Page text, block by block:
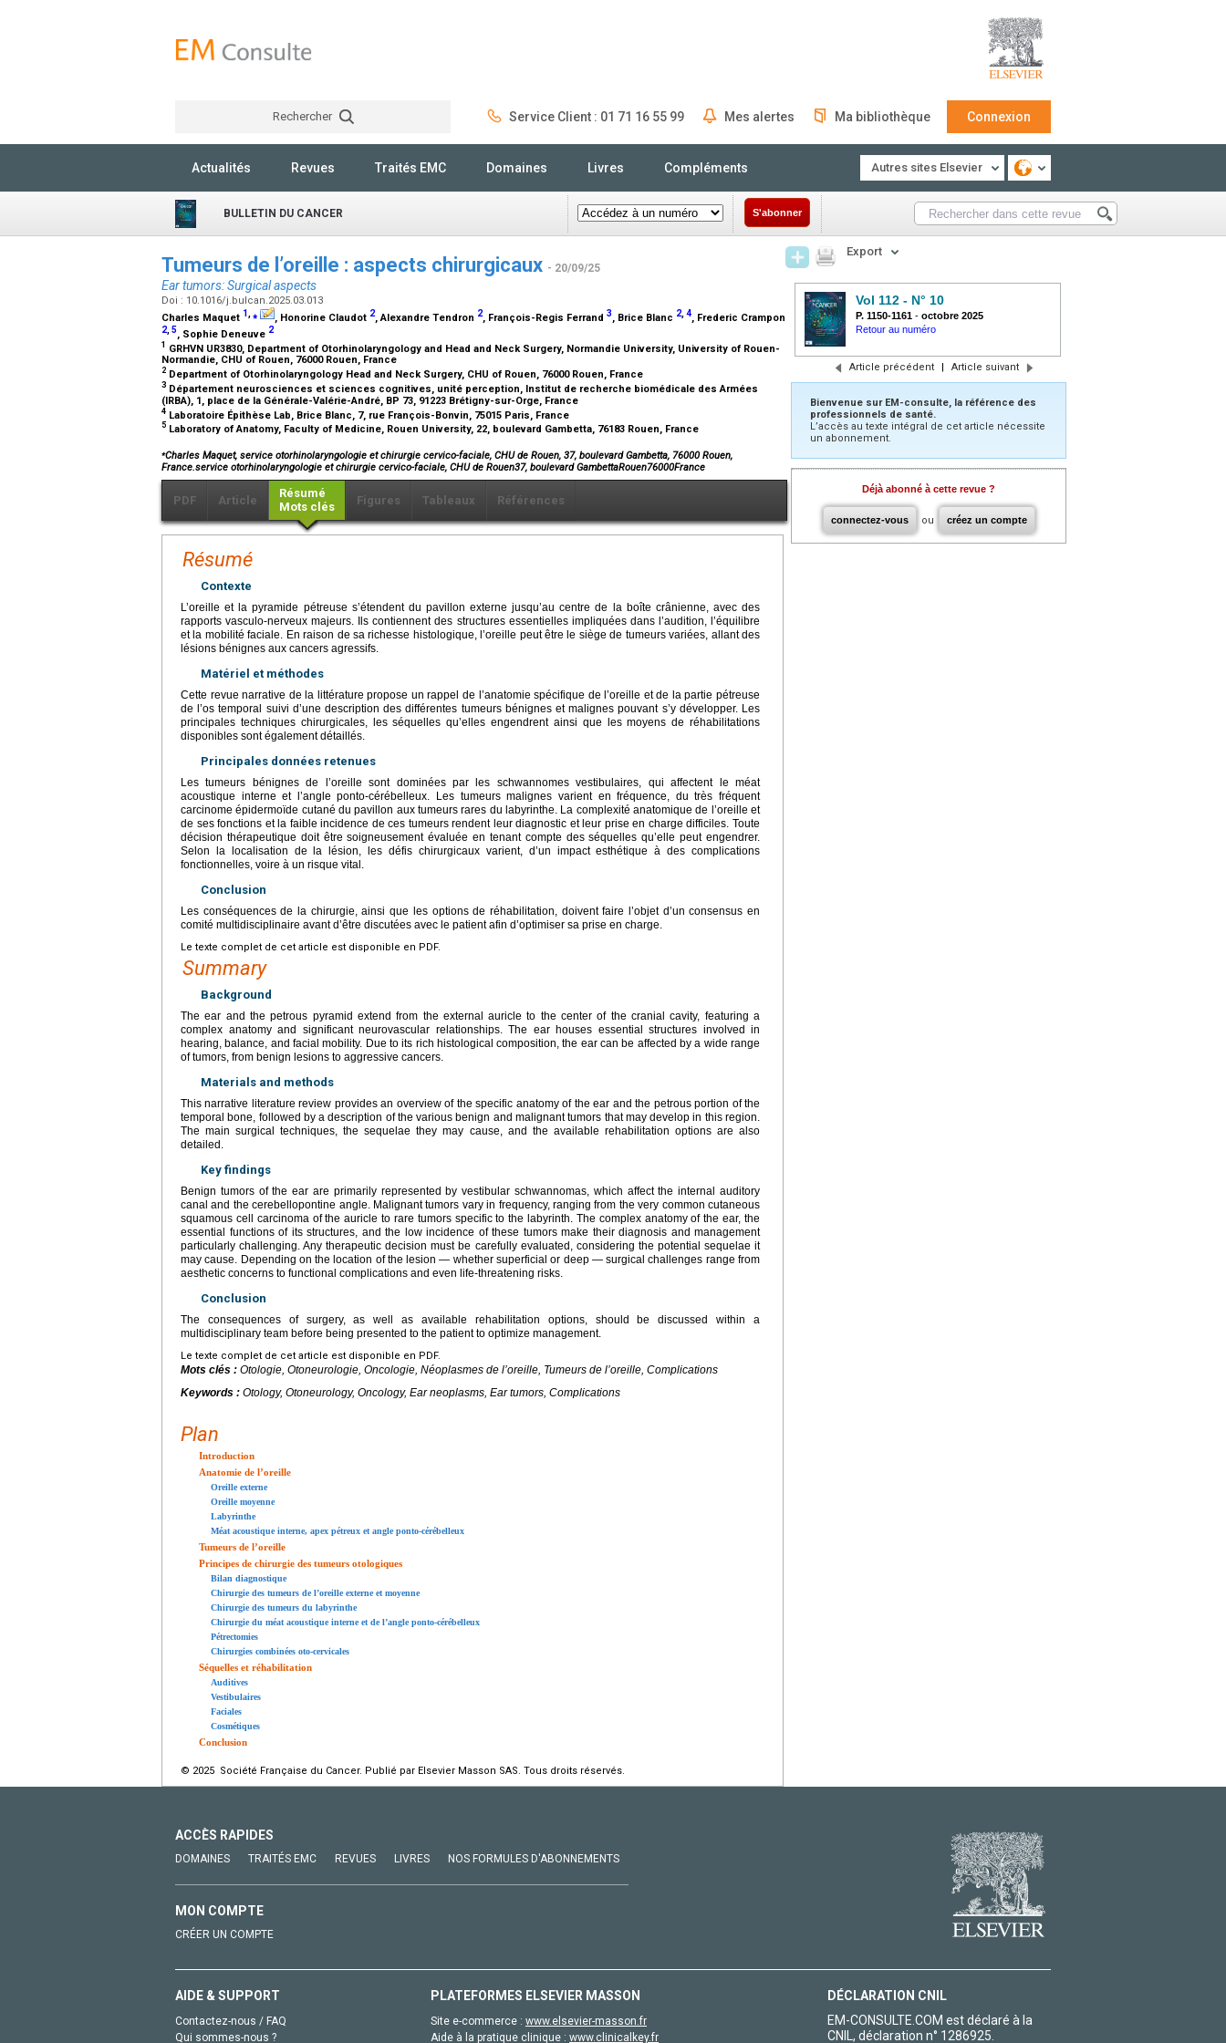
Rechercher Service Client : 01 71 16 55 99 Mes alertes Ma bibliothèque Connexion
Actualités Revues Traités EMC Domaines Livres Compléments Autres sites Elsevier
BULLETIN DU CANCER S'abonner
Tumeurs de l’oreille : aspects chirurgicaux - 20/09/25
Ear tumors: Surgical aspects
Doi : 10.1016/j.bulcan.2025.03.013
Charles Maquet 1,⁎ , Honorine Claudot 2, Alexandre Tendron 2, François-Regis Ferrand 3, Brice Blanc 2,4, Frederic Crampon
2 5, Sophie Deneuve 2
1 GRHVN UR3830, Department of Otorhinolaryngology and Head and Neck Surgery, Normandie University, University of Rouen-
Normandie, CHU of Rouen, 76000 Rouen, France
2 Department of Otorhinolaryngology Head and Neck Surgery, CHU of Rouen, 76000 Rouen, France
3 Département neurosciences et sciences cognitives, unité perception, Institut de recherche biomédicale des Armées
(IRBA), 1, place de la Générale-Valérie-André, BP 73, 91223 Brétigny-sur-Orge, France
4 Laboratoire Épithèse Lab, Brice Blanc, 7, rue François-Bonvin, 75015 Paris, France
5 Laboratory of Anatomy, Faculty of Medicine, Rouen University, 22, boulevard Gambetta, 76183 Rouen, France
⁎Charles Maquet, service otorhinolaryngologie et chirurgie cervico-faciale, CHU de Rouen, 37, boulevard Gambetta, 76000 Rouen,
France.service otorhinolaryngologie et chirurgie cervico-faciale, CHU de Rouen37, boulevard GambettaRouen76000France
PDF Article
Résumé
Mots clés
Figures Tableaux Références
Résumé
Contexte
L’oreille et la pyramide pétreuse s’étendent du pavillon externe jusqu’au centre de la boîte crânienne, avec des
rapports vasculo-nerveux majeurs. Ils contiennent des structures essentielles impliquées dans l’audition, l’équilibre
et la mobilité faciale. En raison de sa richesse histologique, l’oreille peut être le siège de tumeurs variées, allant des
lésions bénignes aux cancers agressifs.
Matériel et méthodes
Cette revue narrative de la littérature propose un rappel de l’anatomie spécifique de l’oreille et de la partie pétreuse
de l’os temporal suivi d’une description des différentes tumeurs bénignes et malignes pouvant s’y développer. Les
principales techniques chirurgicales, les séquelles qu’elles engendrent ainsi que les moyens de réhabilitations
disponibles sont également détaillés.
Principales données retenues
Les tumeurs bénignes de l’oreille sont dominées par les schwannomes vestibulaires, qui affectent le méat
acoustique interne et l’angle ponto-cérébelleux. Les tumeurs malignes varient en fréquence, du très fréquent
carcinome épidermoïde cutané du pavillon aux tumeurs rares du labyrinthe. La complexité anatomique de l’oreille et
de ses fonctions et la faible incidence de ces tumeurs rendent leur diagnostic et leur prise en charge difficiles. Toute
décision thérapeutique doit être soigneusement évaluée en tenant compte des séquelles qu’elle peut engendrer.
Selon la localisation de la lésion, les défis chirurgicaux varient, d’un impact esthétique à des complications
fonctionnelles, voire à un risque vital.
Conclusion
Les conséquences de la chirurgie, ainsi que les options de réhabilitation, doivent faire l’objet d’un consensus en
comité multidisciplinaire avant d’être discutées avec le patient afin d’optimiser sa prise en charge.
Le texte complet de cet article est disponible en PDF.
Summary
Background
The ear and the petrous pyramid extend from the external auricle to the center of the cranial cavity, featuring a
complex anatomy and significant neurovascular relationships. The ear houses essential structures involved in
hearing, balance, and facial mobility. Due to its rich histological composition, the ear can be affected by a wide range
of tumors, from benign lesions to aggressive cancers.
Materials and methods
This narrative literature review provides an overview of the specific anatomy of the ear and the petrous portion of the
temporal bone, followed by a description of the various benign and malignant tumors that may develop in this region.
The main surgical techniques, the sequelae they may cause, and the available rehabilitation options are also
detailed.
Key findings
Benign tumors of the ear are primarily represented by vestibular schwannomas, which affect the internal auditory
canal and the cerebellopontine angle. Malignant tumors vary in frequency, ranging from the very common cutaneous
squamous cell carcinoma of the auricle to rare tumors specific to the labyrinth. The complex anatomy of the ear, the
essential functions of its structures, and the low incidence of these tumors make their diagnosis and management
particularly challenging. Any therapeutic decision must be carefully evaluated, considering the potential sequelae it
may cause. Depending on the location of the lesion — whether superficial or deep — surgical challenges range from
aesthetic concerns to functional complications and even life-threatening risks.
Conclusion
The consequences of surgery, as well as available rehabilitation options, should be discussed within a
multidisciplinary team before being presented to the patient to optimize management.
Le texte complet de cet article est disponible en PDF.
Mots clés : Otologie, Otoneurologie, Oncologie, Néoplasmes de l’oreille, Tumeurs de l’oreille, Complications
Keywords : Otology, Otoneurology, Oncology, Ear neoplasms, Ear tumors, Complications
Plan
Introduction
Anatomie de l’oreille
Oreille externe
Oreille moyenne
Labyrinthe
Méat acoustique interne, apex pétreux et angle ponto-cérébelleux
Tumeurs de l’oreille
Principes de chirurgie des tumeurs otologiques
Bilan diagnostique
Chirurgie des tumeurs de l’oreille externe et moyenne
Chirurgie des tumeurs du labyrinthe
Chirurgie du méat acoustique interne et de l’angle ponto-cérébelleux
Pétrectomies
Chirurgies combinées oto-cervicales
Séquelles et réhabilitation
Auditives
Vestibulaires
Faciales
Cosmétiques
Conclusion
© 2025 Société Française du Cancer. Publié par Elsevier Masson SAS. Tous droits réservés.
Export
Vol 112 - N° 10
P. 1150-1161 - octobre 2025
Retour au numéro
Article précédent | Article suivant
Bienvenue sur EM-consulte, la référence des
professionnels de santé.
L’accès au texte intégral de cet article nécessite
un abonnement.
Déjà abonné à cette revue ?
connectez-vous ou créez un compte
ACCÈS RAPIDES
DOMAINES TRAITÉS EMC REVUES LIVRES NOS FORMULES D'ABONNEMENTS
MON COMPTE
CRÉER UN COMPTE
AIDE & SUPPORT
Contactez-nous / FAQ
Qui sommes-nous ?
PLATEFORMES ELSEVIER MASSON
Site e-commerce : www.elsevier-masson.fr
Aide à la pratique clinique : www.clinicalkey.fr
DÉCLARATION CNIL
EM-CONSULTE.COM est déclaré à la
CNIL, déclaration n° 1286925.